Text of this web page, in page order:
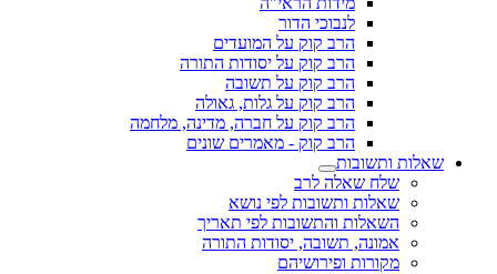
לנבוכי הדור
הרב קוק על המועדים
הרב קוק על יסודות התורה
הרב קוק על תשובה
הרב קוק על גלות, גאולה
הרב קוק על חברה, מדינה, מלחמה
הרב קוק - מאמרים שונים
שאלות ותשובות
שלח שאלה לרב
שאלות ותשובות לפי נושא
השאלות והתשובות לפי תאריך
אמונה, תשובה, יסודות התורה
מקורות ופירושיהם